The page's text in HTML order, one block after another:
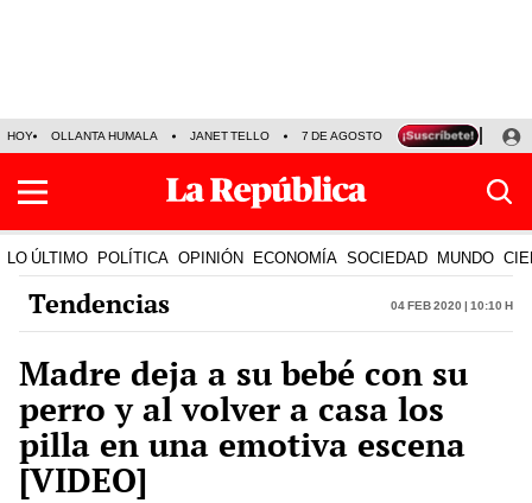
HOY OLLANTA HUMALA JANET TELLO 7 DE AGOSTO TINKA RESULTADOS
LO ÚLTIMO POLÍTICA OPINIÓN ECONOMÍA SOCIEDAD MUNDO
Tendencias 04 Feb 2020 | 10:10 h
Madre deja a su bebé con su
perro y al volver a casa los
pilla en una emotiva escena
[VIDEO]